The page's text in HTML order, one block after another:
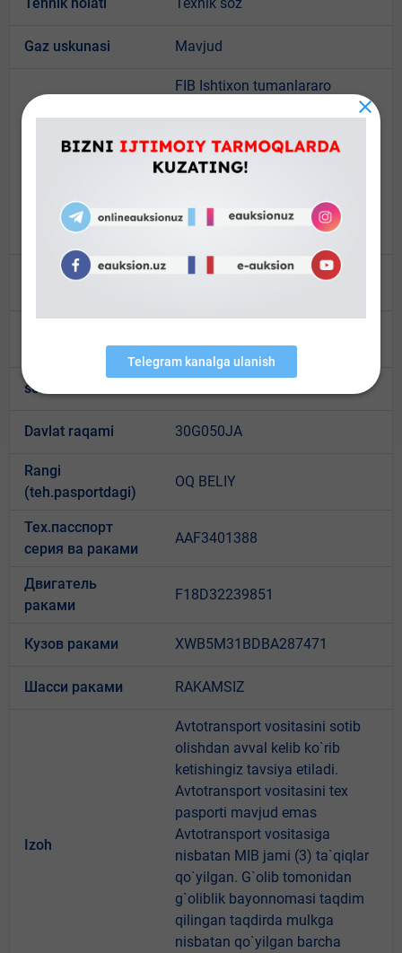
Gaz uskunasi Mavjud
Obyektni elektron
FIB Ishtixon tumanlararo
sudining 19.09.2025 yildagi 2-
varaqasi hamda MIB Ishtixon
tuman bo’limi boshlig’i
11.06.2026 yilda tasdiqlangan
Avtomotransport
soni
Davlat raqami 30G050JA
Rangi
(teh.pasportdagi)
OQ BELIY
Тех.пасспорт
серия ва раками
AAF3401388
Двигатель
раками
F18D32239851
Кузов раками XWB5M31BDBA287471
Шасси раками RAKAMSIZ
Izoh
Avtotransport vositasini sotib
olishdan avval kelib ko`rib
ketishingiz tavsiya etiladi.
Avtotransport vositasini tex
pasporti mavjud emas
Avtotransport vositasiga
nisbatan MIB jami (3) ta`qiqlar
qo`yilgan. G`olib tomonidan
g`oliblik bayonnomasi taqdim
qilingan taqdirda mulkga
nisbatan qo`yilgan barcha